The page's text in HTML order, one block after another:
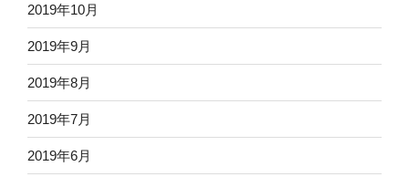
2019年10月
2019年9月
2019年8月
2019年7月
2019年6月